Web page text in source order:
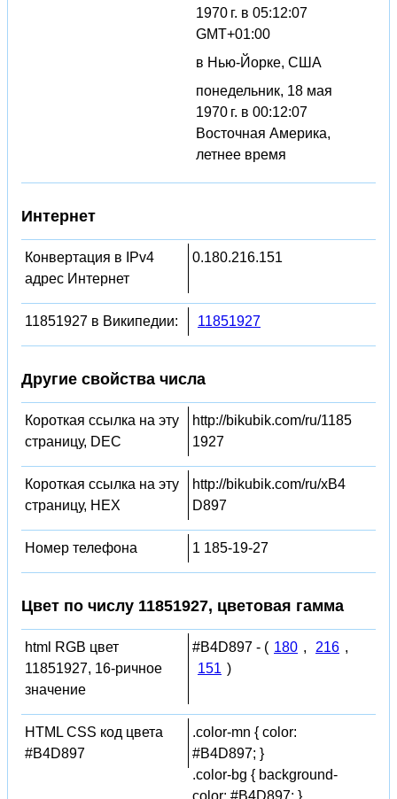
1970 г. в 05:12:07
GMT+01:00
в Нью-Йорке, США
понедельник, 18 мая
1970 г. в 00:12:07
Восточная Америка,
летнее время
Интернет
Конвертация в IPv4
адрес Интернет
0.180.216.151
11851927 в Википедии: 11851927
Другие свойства числа
Короткая ссылка на эту
страницу, DEC
http://bikubik.com/ru/1185
1927
Короткая ссылка на эту
страницу, HEX
http://bikubik.com/ru/xB4
D897
Номер телефона 1 185-19-27
Цвет по числу 11851927, цветовая гамма
html RGB цвет
11851927, 16-ричное
значение
#B4D897 - ( 180 , 216 ,
151 )
HTML CSS код цвета
#B4D897
.color-mn { color:
#B4D897; }
.color-bg { background-
color: #B4D897; }